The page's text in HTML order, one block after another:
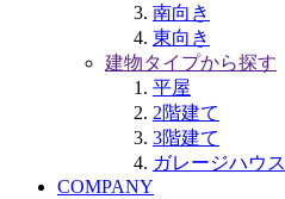
南向き
東向き
建物タイプから探す
平屋
2階建て
3階建て
ガレージハウス
COMPANY